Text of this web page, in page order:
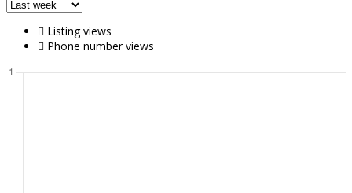
Listing views
Phone number views